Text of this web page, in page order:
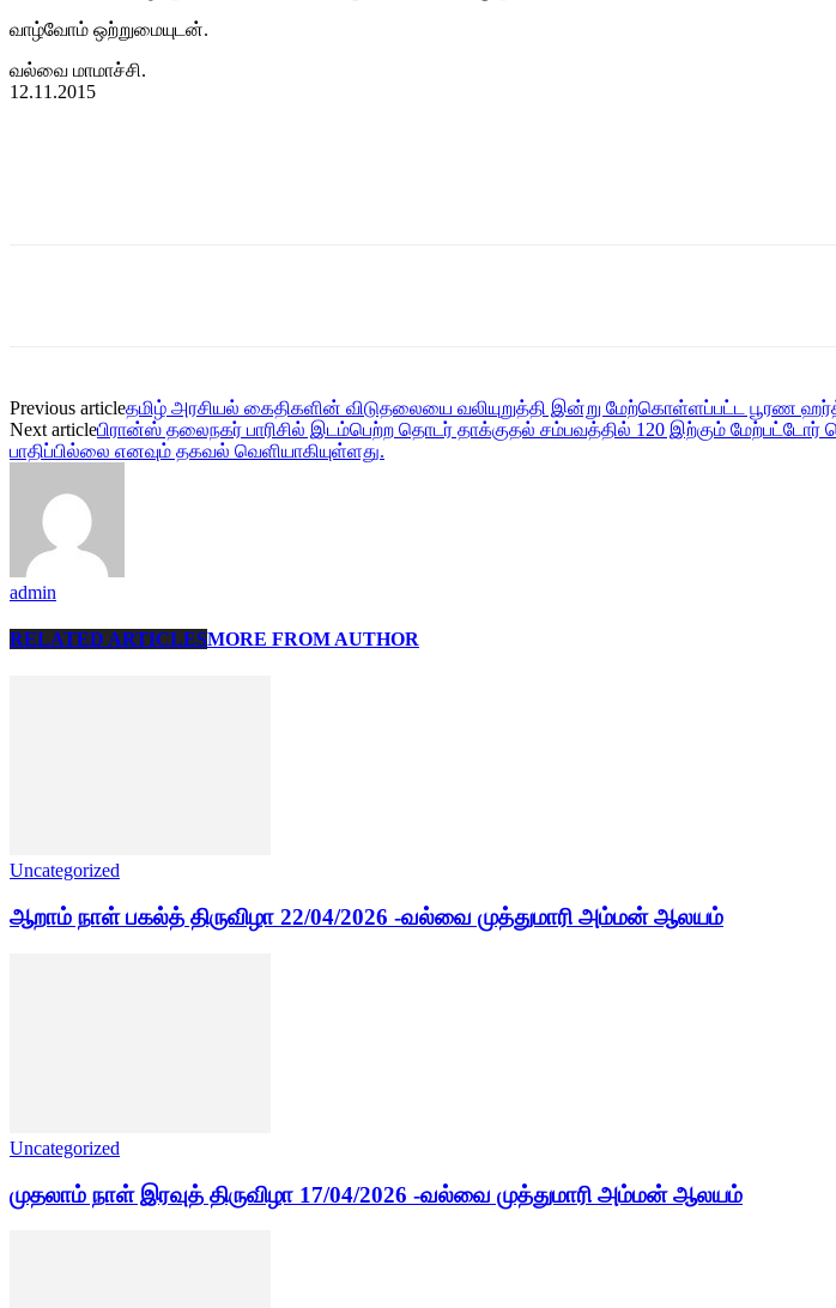
வாழ்வோம் ஒற்றுமையுடன்.
வல்வை மாமாச்சி.
12.11.2015
Previous articleதமிழ் அரசியல் கைதிகளின் விடுதலையை வலியுறுத்தி இன்று மேற்கொள்ளப்பட்ட பூரண
Next articleபிரான்ஸ் தலைநகர் பாரிசில் இடம்பெற்ற தொடர் தாக்குதல் சம்பவத்தில் 120 இற்கும்
பாதிப்பில்லை எனவும் தகவல் வெளியாகியுள்ளது.
admin
RELATED ARTICLESMORE FROM AUTHOR
Uncategorized
ஆறாம் நாள் பகல்த் திருவிழா 22/04/2026 -வல்வை முத்துமாரி அம்மன் ஆலயம்
Uncategorized
முதலாம் நாள் இரவுத் திருவிழா 17/04/2026 -வல்வை முத்துமாரி அம்மன் ஆலயம்